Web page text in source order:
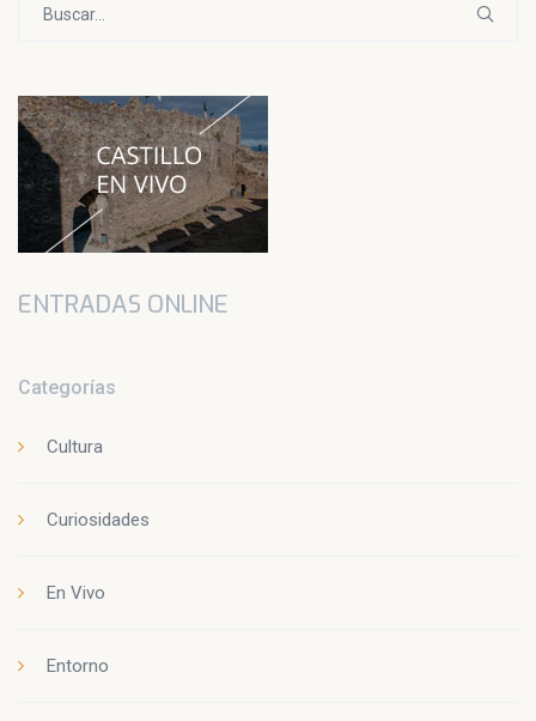
ENTRADAS ONLINE
Categorías
Cultura
Curiosidades
En Vivo
Entorno